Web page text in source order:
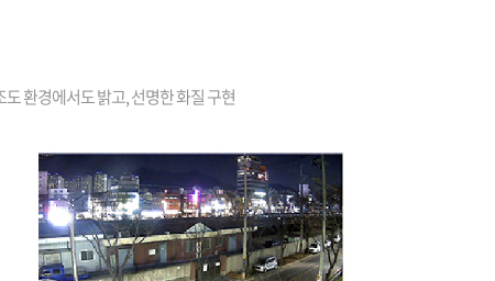
환경에서도 밝고, 선명한 화질 구현